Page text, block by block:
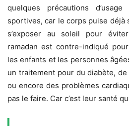
quelques précautions
sportives, car le corps puise déjà
s’exposer au soleil pour
ramadan est contre-indiqué
les enfants et les personnes
un traitement pour du diabète,
ou encore des problèmes
pas le faire. Car c’est leur santé